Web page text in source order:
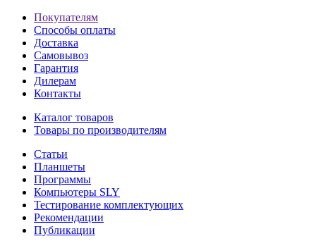
Покупателям
Способы оплаты
Доставка
Самовывоз
Гарантия
Дилерам
Контакты
Каталог товаров
Товары по производителям
Статьи
Планшеты
Программы
Компьютеры SLY
Тестирование комплектующих
Рекомендации
Публикации